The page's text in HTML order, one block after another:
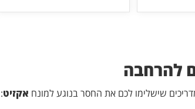
Google
להרחבה
שישלימו לכם את החסר בנוגע למונח אקזיט: